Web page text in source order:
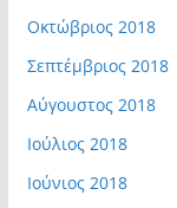
Οκτώβριος 2018
Σεπτέμβριος 2018
Αύγουστος 2018
Ιούλιος 2018
Ιούνιος 2018